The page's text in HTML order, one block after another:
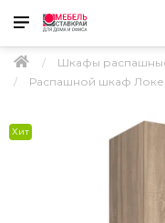
Шкафы
Распашной шкаф
Хит